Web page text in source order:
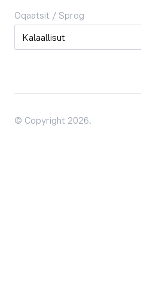
Oqaatsit / Sprog
Oqaatsit / Sprog
© Copyright 2026.